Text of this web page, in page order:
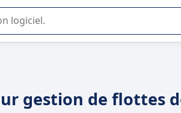
logiciel SaaS en entreprise.
gestion de flottes